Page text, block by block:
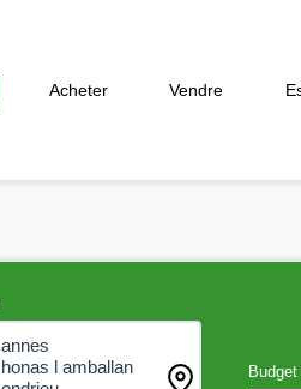
Acheter Vendre
Budget